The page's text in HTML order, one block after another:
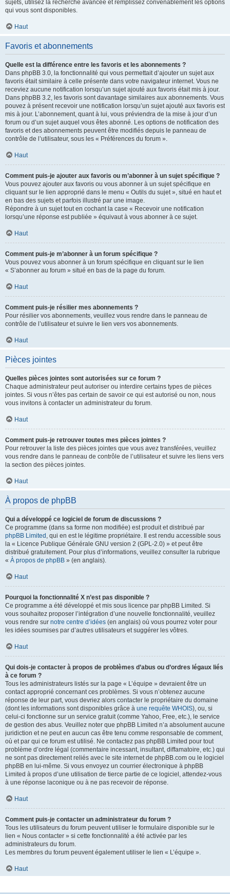
sujets, utilisez la recherche avancée et remplissez convenablement les options
qui vous sont disponibles.
Haut
Favoris et abonnements
Quelle est la différence entre les favoris et les abonnements ?
Dans phpBB 3.0, la fonctionnalité qui vous permettait d’ajouter un sujet aux
favoris était similaire à celle présente dans votre navigateur internet. Vous ne
receviez aucune notification lorsqu’un sujet ajouté aux favoris était mis à jour.
Dans phpBB 3.2, les favoris sont davantage similaires aux abonnements. Vous
pouvez à présent recevoir une notification lorsqu’un sujet ajouté aux favoris est
mis à jour. L’abonnement, quant à lui, vous préviendra de la mise à jour d’un
forum ou d’un sujet auquel vous êtes abonné. Les options de notification des
favoris et des abonnements peuvent être modifiés depuis le panneau de
contrôle de l’utilisateur, sous les « Préférences du forum ».
Haut
Comment puis-je ajouter aux favoris ou m’abonner à un sujet spécifique ?
Vous pouvez ajouter aux favoris ou vous abonner à un sujet spécifique en
cliquant sur le lien approprié dans le menu « Outils du sujet », situé en haut et
en bas des sujets et parfois illustré par une image.
Répondre à un sujet tout en cochant la case « Recevoir une notification
lorsqu’une réponse est publiée » équivaut à vous abonner à ce sujet.
Haut
Comment puis-je m’abonner à un forum spécifique ?
Vous pouvez vous abonner à un forum spécifique en cliquant sur le lien
« S’abonner au forum » situé en bas de la page du forum.
Haut
Comment puis-je résilier mes abonnements ?
Pour résilier vos abonnements, veuillez vous rendre dans le panneau de
contrôle de l’utilisateur et suivre le lien vers vos abonnements.
Haut
Pièces jointes
Quelles pièces jointes sont autorisées sur ce forum ?
Chaque administrateur peut autoriser ou interdire certains types de pièces
jointes. Si vous n’êtes pas certain de savoir ce qui est autorisé ou non, nous
vous invitons à contacter un administrateur du forum.
Haut
Comment puis-je retrouver toutes mes pièces jointes ?
Pour retrouver la liste des pièces jointes que vous avez transférées, veuillez
vous rendre dans le panneau de contrôle de l’utilisateur et suivre les liens vers
la section des pièces jointes.
Haut
À propos de phpBB
Qui a développé ce logiciel de forum de discussions ?
Ce programme (dans sa forme non modifiée) est produit et distribué par
phpBB Limited , qui en est le légitime propriétaire. Il est rendu accessible sous
la « Licence Publique Générale GNU version 2 (GPL-2.0) » et peut être
distribué gratuitement. Pour plus d’informations, veuillez consulter la rubrique
« À propos de phpBB » (en anglais).
Haut
Pourquoi la fonctionnalité X n’est pas disponible ?
Ce programme a été développé et mis sous licence par phpBB Limited. Si
vous souhaitez proposer l’intégration d’une nouvelle fonctionnalité, veuillez
vous rendre sur notre centre d’idées (en anglais) où vous pourrez voter pour
les idées soumises par d’autres utilisateurs et suggérer les vôtres.
Haut
Qui dois-je contacter à propos de problèmes d’abus ou d’ordres légaux liés
à ce forum ?
Tous les administrateurs listés sur la page « L’équipe » devraient être un
contact approprié concernant ces problèmes. Si vous n’obtenez aucune
réponse de leur part, vous devriez alors contacter le propriétaire du domaine
(dont les informations sont disponibles grâce à une requête WHOIS), ou, si
celui-ci fonctionne sur un service gratuit (comme Yahoo, Free, etc.), le service
de gestion des abus. Veuillez noter que phpBB Limited n’a absolument aucune
juridiction et ne peut en aucun cas être tenu comme responsable de comment,
où et par qui ce forum est utilisé. Ne contactez pas phpBB Limited pour tout
problème d’ordre légal (commentaire incessant, insultant, diffamatoire, etc.) qui
ne sont pas directement reliés avec le site internet de phpBB.com ou le logiciel
phpBB en lui-même. Si vous envoyez un courrier électronique à phpBB
Limited à propos d’une utilisation de tierce partie de ce logiciel, attendez-vous
à une réponse laconique ou à ne pas recevoir de réponse.
Haut
Comment puis-je contacter un administrateur du forum ?
Tous les utilisateurs du forum peuvent utiliser le formulaire disponible sur le
lien « Nous contacter » si cette fonctionnalité a été activée par les
administrateurs du forum.
Les membres du forum peuvent également utiliser le lien « L’équipe ».
Haut